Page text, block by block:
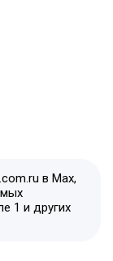
в Max,
1 и других